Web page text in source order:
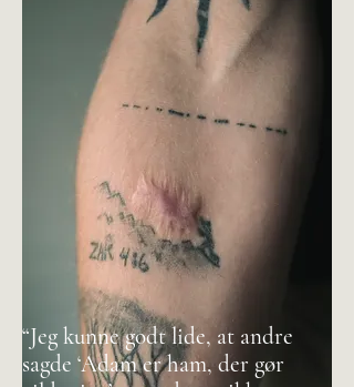
“Jeg kunne godt lide, at andre
sagde ‘Adam er ham, der gør